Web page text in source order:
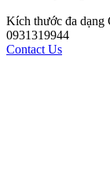
Kích thước đa dạng
0931319944
Contact Us